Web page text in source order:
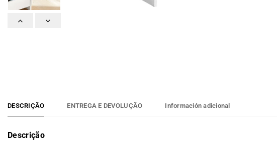
PreviousNext
DESCRIÇÃO ENTREGA E DEVOLUÇÃO Información adicional
Descrição